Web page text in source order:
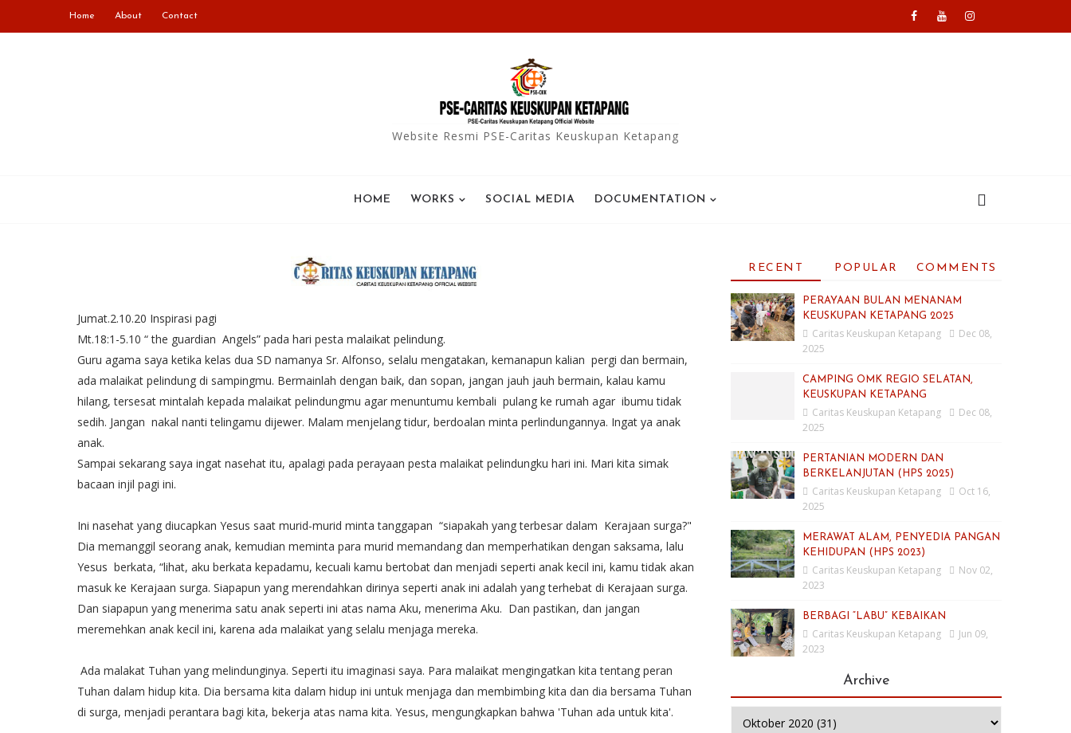
Home About Contact
Website Resmi PSE-Caritas Keuskupan Ketapang
HOME WORKS SOCIAL MEDIA DOCUMENTATION
Jumat.2.10.20 Inspirasi pagi
Mt.18:1-5.10 “ the guardian Angels” pada hari pesta malaikat pelindung.
Guru agama saya ketika kelas dua SD namanya Sr. Alfonso, selalu mengatakan, kemanapun kalian pergi dan bermain,
ada malaikat pelindung di sampingmu. Bermainlah dengan baik, dan sopan, jangan jauh jauh bermain, kalau kamu
hilang, tersesat mintalah kepada malaikat pelindungmu agar menuntumu kembali pulang ke rumah agar ibumu tidak
sedih. Jangan nakal nanti telingamu dijewer. Malam menjelang tidur, berdoalan minta perlindungannya. Ingat ya anak
anak.
Sampai sekarang saya ingat nasehat itu, apalagi pada perayaan pesta malaikat pelindungku hari ini. Mari kita simak
bacaan injil pagi ini.
Ini nasehat yang diucapkan Yesus saat murid-murid minta tanggapan “siapakah yang terbesar dalam Kerajaan surga?"
Dia memanggil seorang anak, kemudian meminta para murid memandang dan memperhatikan dengan saksama, lalu
Yesus berkata, “lihat, aku berkata kepadamu, kecuali kamu bertobat dan menjadi seperti anak kecil ini, kamu tidak akan
masuk ke Kerajaan surga. Siapapun yang merendahkan dirinya seperti anak ini adalah yang terhebat di Kerajaan surga.
Dan siapapun yang menerima satu anak seperti ini atas nama Aku, menerima Aku. Dan pastikan, dan jangan
meremehkan anak kecil ini, karena ada malaikat yang selalu menjaga mereka.
Ada malakat Tuhan yang melindunginya. Seperti itu imaginasi saya. Para malaikat mengingatkan kita tentang peran
Tuhan dalam hidup kita. Dia bersama kita dalam hidup ini untuk menjaga dan membimbing kita dan dia bersama Tuhan
di surga, menjadi perantara bagi kita, bekerja atas nama kita. Yesus, mengungkapkan bahwa 'Tuhan ada untuk kita'.
RECENT POPULAR COMMENTS
PERAYAAN BULAN MENANAM
KEUSKUPAN KETAPANG 2025
Caritas Keuskupan Ketapang
Dec 08,
2025
CAMPING OMK REGIO SELATAN,
KEUSKUPAN KETAPANG
Caritas Keuskupan Ketapang
Dec 08,
2025
PERTANIAN MODERN DAN
BERKELANJUTAN (HPS 2025)
Caritas Keuskupan Ketapang
Oct 16,
2025
MERAWAT ALAM, PENYEDIA PANGAN
KEHIDUPAN (HPS 2023)
Caritas Keuskupan Ketapang
Nov 02,
2023
BERBAGI “LABU” KEBAIKAN
Caritas Keuskupan Ketapang
Jun 09,
2023
Archive